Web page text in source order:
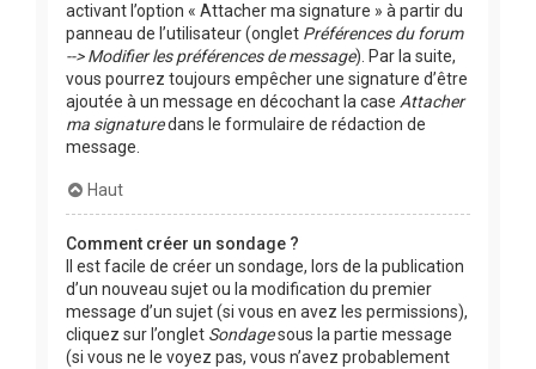
activant l’option « Attacher ma signature » à partir du
panneau de l’utilisateur (onglet Préférences du forum
--> Modifier les préférences de message). Par la suite,
vous pourrez toujours empêcher une signature d’être
ajoutée à un message en décochant la case Attacher
ma signaturedans le formulaire de rédaction de
message.
Haut
Comment créer un sondage ?
Il est facile de créer un sondage, lors de la publication
d’un nouveau sujet ou la modification du premier
message d’un sujet (si vous en avez les permissions),
cliquez sur l’onglet Sondagesous la partie message
(si vous ne le voyez pas, vous n’avez probablement